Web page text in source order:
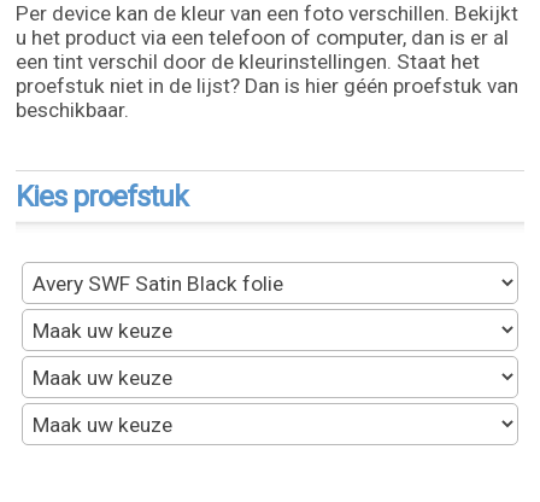
Per device kan de kleur van een foto verschillen. Bekijkt
u het product via een telefoon of computer, dan is er al
een tint verschil door de kleurinstellingen. Staat het
proefstuk niet in de lijst? Dan is hier géén proefstuk van
beschikbaar.
Kies proefstuk